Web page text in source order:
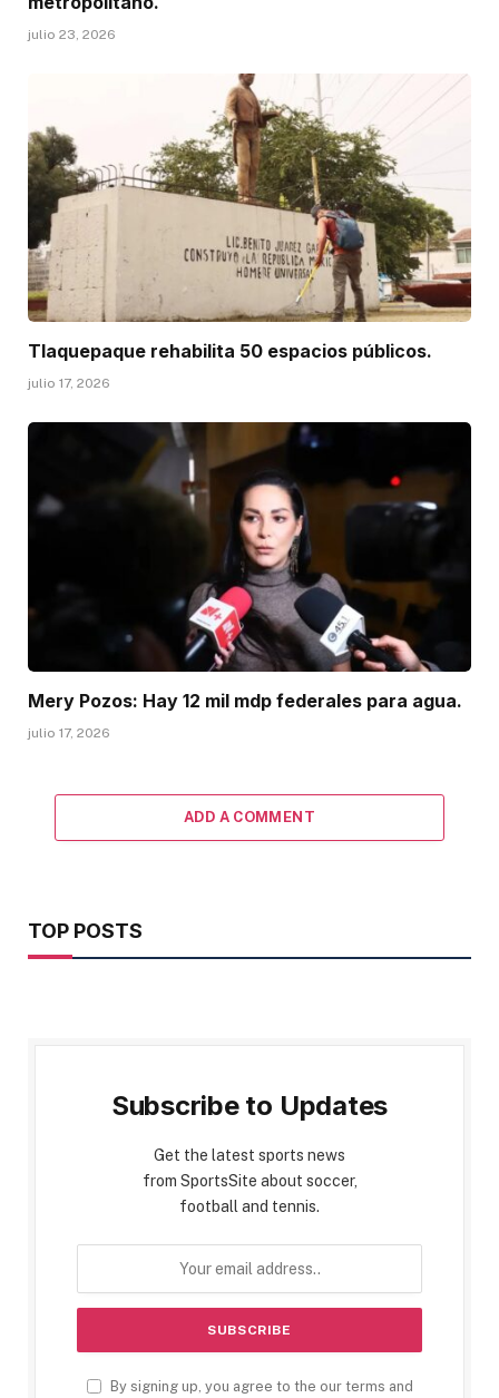
julio 23, 2026
Tlaquepaque rehabilita 50 espacios públicos.
julio 17, 2026
Mery Pozos: Hay 12 mil mdp federales para agua.
julio 17, 2026
ADD A COMMENT
TOP POSTS
Subscribe to Updates
Get the latest sports news
from SportsSite about soccer,
football and tennis.
By signing up, you agree to the our terms and